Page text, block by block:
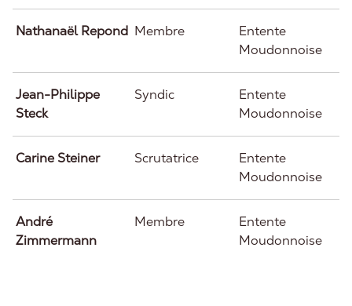
Nathanaël Repond Membre
Entente
Moudonnoise
Jean-Philippe
Steck
Syndic
Entente
Moudonnoise
Carine Steiner Scrutatrice
Entente
Moudonnoise
André
Zimmermann
Membre
Entente
Moudonnoise